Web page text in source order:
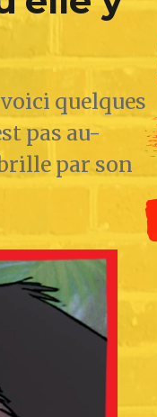
quelques
pas au-
par son